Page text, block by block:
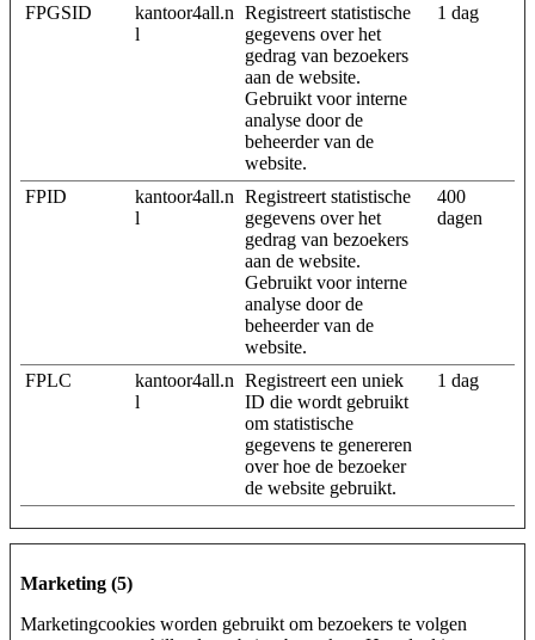
FPGSID
kantoor4all.n
l
Registreert statistische
gegevens over het
gedrag van bezoekers
aan de website.
Gebruikt voor interne
analyse door de
beheerder van de
website.
1 dag
FPID
kantoor4all.n
l
Registreert statistische
gegevens over het
gedrag van bezoekers
aan de website.
Gebruikt voor interne
analyse door de
beheerder van de
website.
400
dagen
FPLC
kantoor4all.n
l
Registreert een uniek
ID die wordt gebruikt
om statistische
gegevens te genereren
over hoe de bezoeker
de website gebruikt.
1 dag
Marketing (5)
Marketingcookies worden gebruikt om bezoekers te volgen